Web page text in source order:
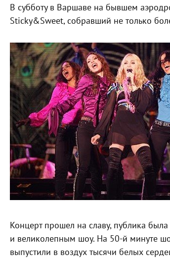
В субботу в Варшаве на бывшем
Sticky&Sweet, собравший не только
Концерт прошел на славу, публика
и великолепным шоу. На 50-й минуте
выпустили в воздух тысячи белых